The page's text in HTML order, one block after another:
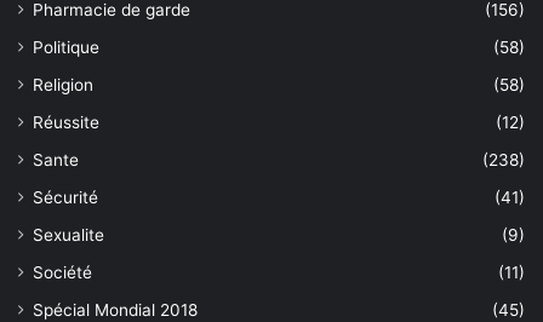
Pharmacie de garde
(156)
Politique
(58)
Religion
(58)
Réussite
(12)
Sante
(238)
Sécurité
(41)
Sexualite
(9)
Société
(11)
Spécial Mondial 2018
(45)